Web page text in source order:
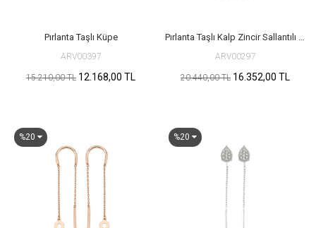
Pırlanta Taşlı Küpe
ARV00397
15.210,00 TL 12.168,00 TL
Pırlanta Taşlı Kalp Zincir Sallantılı Küpe
ARV00297
20.440,00 TL 16.352,00 TL
%20 %20